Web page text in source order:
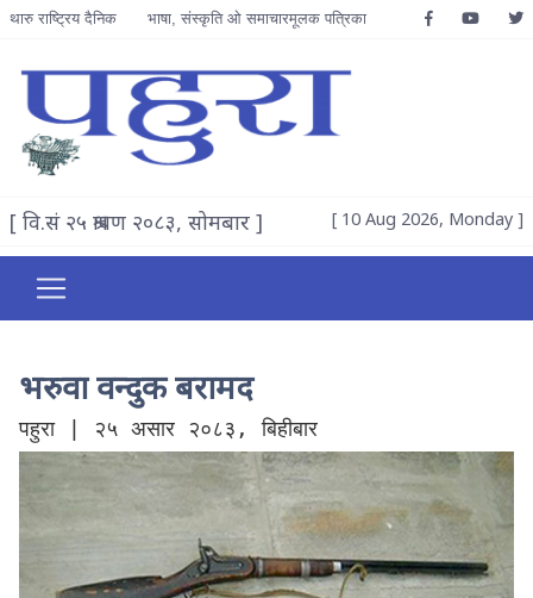
थारु राष्ट्रिय दैनिक भाषा, संस्कृति ओ समाचारमूलक पत्रिका
[ वि.सं २५ श्रावण २०८३, सोमबार ] [ 10 Aug 2026, Monday ]
भरुवा वन्दुक बरामद
पहुरा | २५ असार २०८३, बिहीबार